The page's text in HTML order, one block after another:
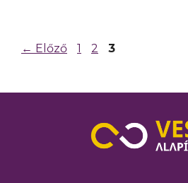
← Előző 1 2 3